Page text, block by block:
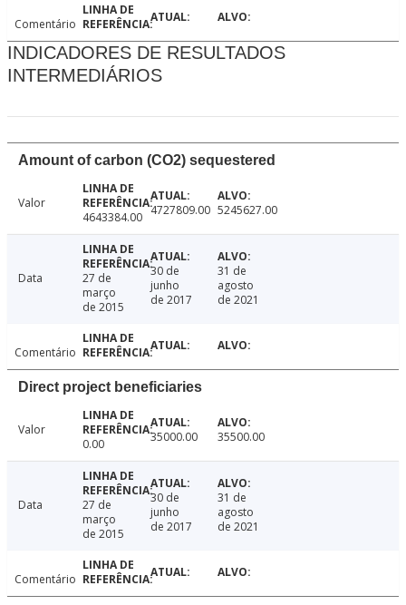
Comentário
INDICADORES DE RESULTADOS
INTERMEDIÁRIOS
Amount of carbon (CO2) sequestered
Valor
4643384.00 4727809.00 5245627.00
Data
27 de
março
de 2015
30 de
junho
de 2017
31 de
agosto
de 2021
Comentário
Direct project beneficiaries
Valor
0.00
35000.00 35500.00
Data
27 de
março
de 2015
30 de
junho
de 2017
31 de
agosto
de 2021
Comentário